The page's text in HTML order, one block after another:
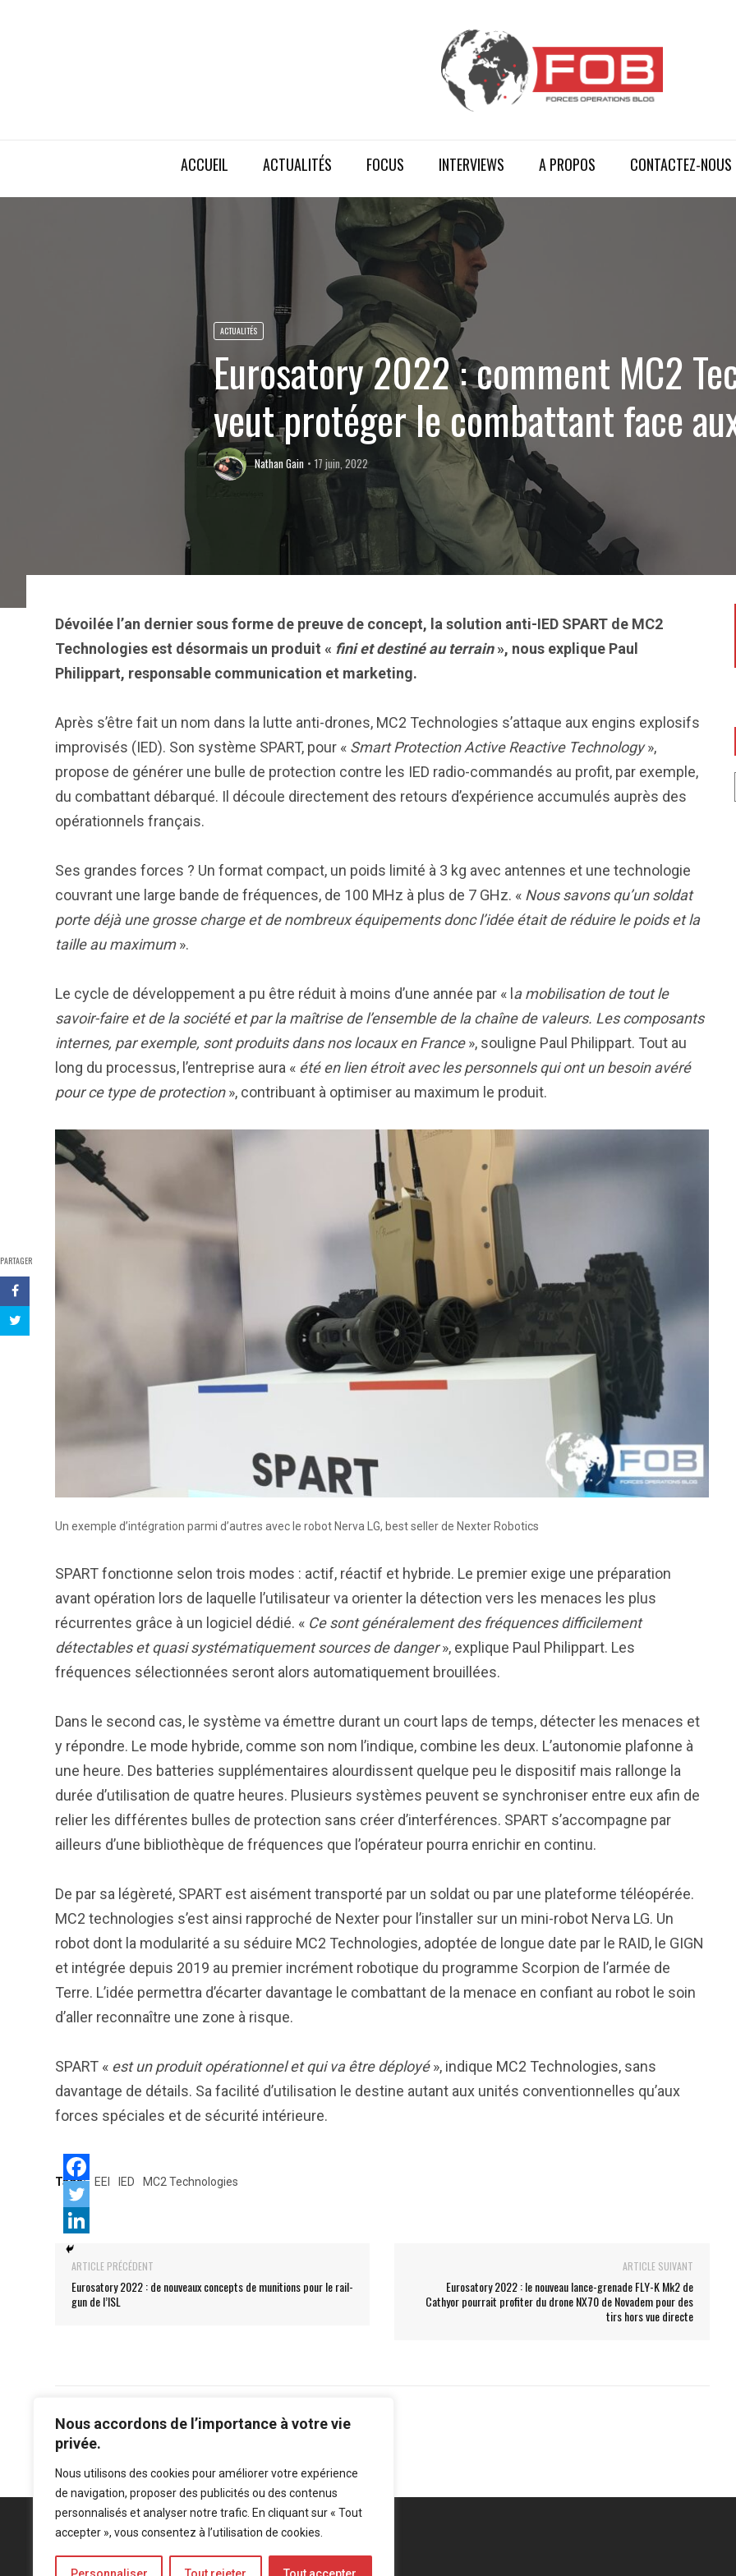
Nous accordons de l’importance à votre vie
privée.
Nous utilisons des cookies pour améliorer votre expérience
de navigation, proposer des publicités ou des contenus
personnalisés et analyser notre trafic. En cliquant sur « Tout
accepter », vous consentez à l’utilisation de cookies.
ACCUEIL ACTUALITÉS FOCUS INTERVIEWS A PROPOS CONTACTEZ-NOUS
ACTUALITÉS
Eurosatory 2022 : comment MC2
veut protéger le combattant face
Nathan Gain 17 juin, 2022
PARTAGER
Dévoilée l’an dernier sous forme de preuve de concept, la solution anti-IED SPART de MC2
Technologies est désormais un produit « fini et destiné au terrain», nous explique Paul
Philippart, responsable communication et marketing.
Après s’être fait un nom dans la lutte anti-drones, MC2 Technologies s’attaque aux engins explosifs
improvisés (IED). Son système SPART, pour « Smart Protection Active Reactive Technology»,
propose de générer une bulle de protection contre les IED radio-commandés au profit, par exemple,
du combattant débarqué. Il découle directement des retours d’expérience accumulés auprès des
opérationnels français.
Ses grandes forces ? Un format compact, un poids limité à 3 kg avec antennes et une technologie
couvrant une large bande de fréquences, de 100 MHz à plus de 7 GHz. « Nous savons qu’un soldat
porte déjà une grosse charge et de nombreux équipements donc l’idée était de réduire le poids et la
taille au maximum».
Le cycle de développement a pu être réduit à moins d’une année par « l a mobilisation de tout le
savoir-faire et de la société et par la maîtrise de l’ensemble de la chaîne de valeurs. Les composants
internes, par exemple, sont produits dans nos locaux en France», souligne Paul Philippart. Tout au
long du processus, l’entreprise aura « été en lien étroit avec les personnels qui ont un besoin avéré
pour ce type de protection», contribuant à optimiser au maximum le produit.
Un exemple d’intégration parmi d’autres avec le robot Nerva LG, best seller de Nexter Robotics
SPART fonctionne selon trois modes : actif, réactif et hybride. Le premier exige une préparation
avant opération lors de laquelle l’utilisateur va orienter la détection vers les menaces les plus
récurrentes grâce à un logiciel dédié. « Ce sont généralement des fréquences difficilement
détectables et quasi systématiquement sources de danger», explique Paul Philippart. Les
fréquences sélectionnées seront alors automatiquement brouillées.
Dans le second cas, le système va émettre durant un court laps de temps, détecter les menaces et
y répondre. Le mode hybride, comme son nom l’indique, combine les deux. L’autonomie plafonne à
une heure. Des batteries supplémentaires alourdissent quelque peu le dispositif mais rallonge la
durée d’utilisation de quatre heures. Plusieurs systèmes peuvent se synchroniser entre eux afin de
relier les différentes bulles de protection sans créer d’interférences. SPART s’accompagne par
ailleurs d’une bibliothèque de fréquences que l’opérateur pourra enrichir en continu.
De par sa légèreté, SPART est aisément transporté par un soldat ou par une plateforme téléopérée.
MC2 technologies s’est ainsi rapproché de Nexter pour l’installer sur un mini-robot Nerva LG. Un
robot dont la modularité a su séduire MC2 Technologies, adoptée de longue date par le RAID, le GIGN
et intégrée depuis 2019 au premier incrément robotique du programme Scorpion de l’armée de
Terre. L’idée permettra d’écarter davantage le combattant de la menace en confiant au robot le soin
d’aller reconnaître une zone à risque.
SPART « est un produit opérationnel et qui va être déployé», indique MC2 Technologies, sans
davantage de détails. Sa facilité d’utilisation le destine autant aux unités conventionnelles qu’aux
forces spéciales et de sécurité intérieure.
Tags: EEI IED MC2 Technologies
ARTICLE PRÉCÉDENT
Eurosatory 2022 : de nouveaux concepts de munitions pour le rail-
gun de l’ISL
ARTICLE SUIVANT
Eurosatory 2022 : le nouveau lance-grenade FLY-K Mk2 de
Cathyor pourrait profiter du drone NX70 de Novadem pour des
tirs hors vue directe